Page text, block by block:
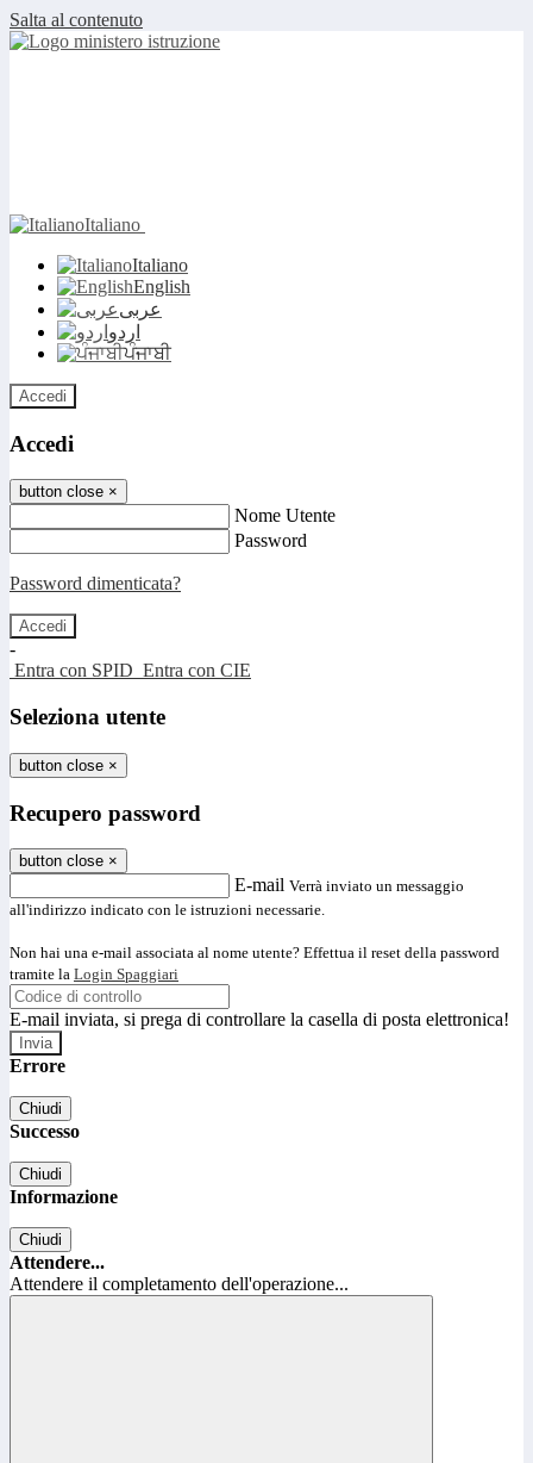
Salta al contenuto
Italiano
Italiano
English
عربى
اردو
ਪੰਜਾਬੀ
Accedi
Accedi
button close ×
Nome Utente
Password
Password dimenticata?
-
Entra con SPID Entra con CIE
Seleziona utente
button close ×
Recupero password
button close ×
E-mail Verrà inviato un messaggio
all'indirizzo indicato con le istruzioni necessarie.
Non hai una e-mail associata al nome utente? Effettua il reset della password
tramite la Login Spaggiari
E-mail inviata, si prega di controllare la casella di posta elettronica!
Errore
Chiudi
Successo
Chiudi
Informazione
Chiudi
Attendere...
Attendere il completamento dell'operazione...